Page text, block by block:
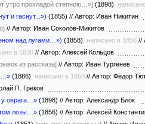
утро прохладой степною…»] (1898) ,
и гаснут...») (1855) // Автор: Иван Никитин
// Автор: Иван Соколов-Микитов
над лугами…») (1858) , написано в 1856 //
в 1836 // Автор: Алексей Кольцов
из рассказа] // Автор: Иван Тургенев
(1886) , написано в 1868 // Автор: Фёдор
П. Греков
у оврага…» (1898) // Автор: Александр Блок
лозы…» (1856) // Автор: Алексей